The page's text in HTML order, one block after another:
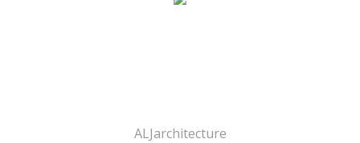
ALJarchitecture